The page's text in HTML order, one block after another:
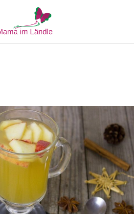
READ MORE